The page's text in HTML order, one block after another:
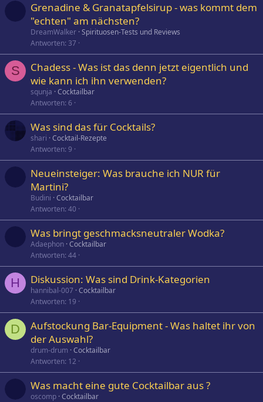
Grenadine & Granatapfelsirup - was kommt dem
"echten" am nächsten?
DreamWalker Spirituosen-Tests und Reviews
Antworten 37
S
Chadess - Was ist das denn jetzt eigentlich und
wie kann ich ihn verwenden?
squnja Cocktailbar
Antworten 6
Was sind das für Cocktails?
shari Cocktail-Rezepte
Antworten 9
Neueinsteiger: Was brauche ich NUR für
Martini?
Budini Cocktailbar
Antworten 40
Was bringt geschmacksneutraler Wodka?
Adaephon Cocktailbar
Antworten 44
H Diskussion: Was sind Drink-Kategorien
hannibal-007 Cocktailbar
Antworten 19
D
Aufstockung Bar-Equipment - Was haltet ihr von
der Auswahl?
drum-drum Cocktailbar
Antworten 12
Was macht eine gute Cocktailbar aus ?
oscomp Cocktailbar